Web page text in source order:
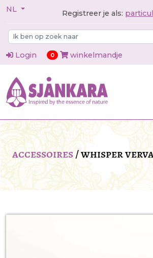
NL Registreer je als:
Login 0items in cart
winkelmandje
accessoires/whisper